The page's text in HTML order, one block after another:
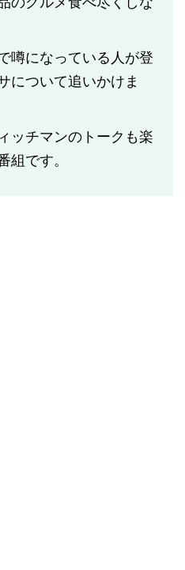
っている人が登
について追いかけま
ンのトークも楽
組です。